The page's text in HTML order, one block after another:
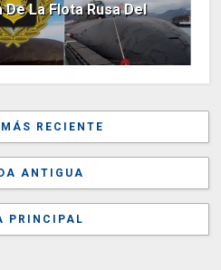
La Flota Rusa Del
RECIENTE
ANTIGUA
PRINCIPAL